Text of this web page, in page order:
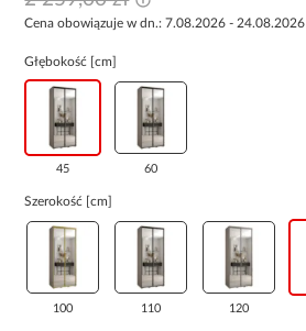
Cena obowiązuje w dn.: 7.08.2026 - 24.08.2026
Głębokość [cm]
45 60
Szerokość [cm]
100 110 120